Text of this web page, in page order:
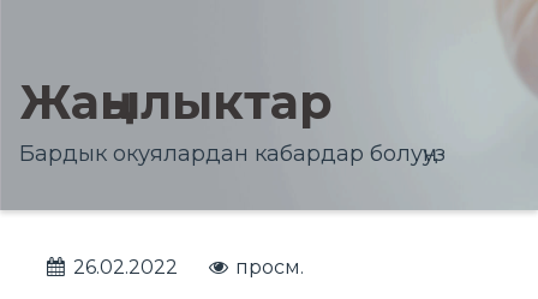
Жаңылыктар
Бардык окуялардан кабардар болуңуз
26.02.2022 просм.